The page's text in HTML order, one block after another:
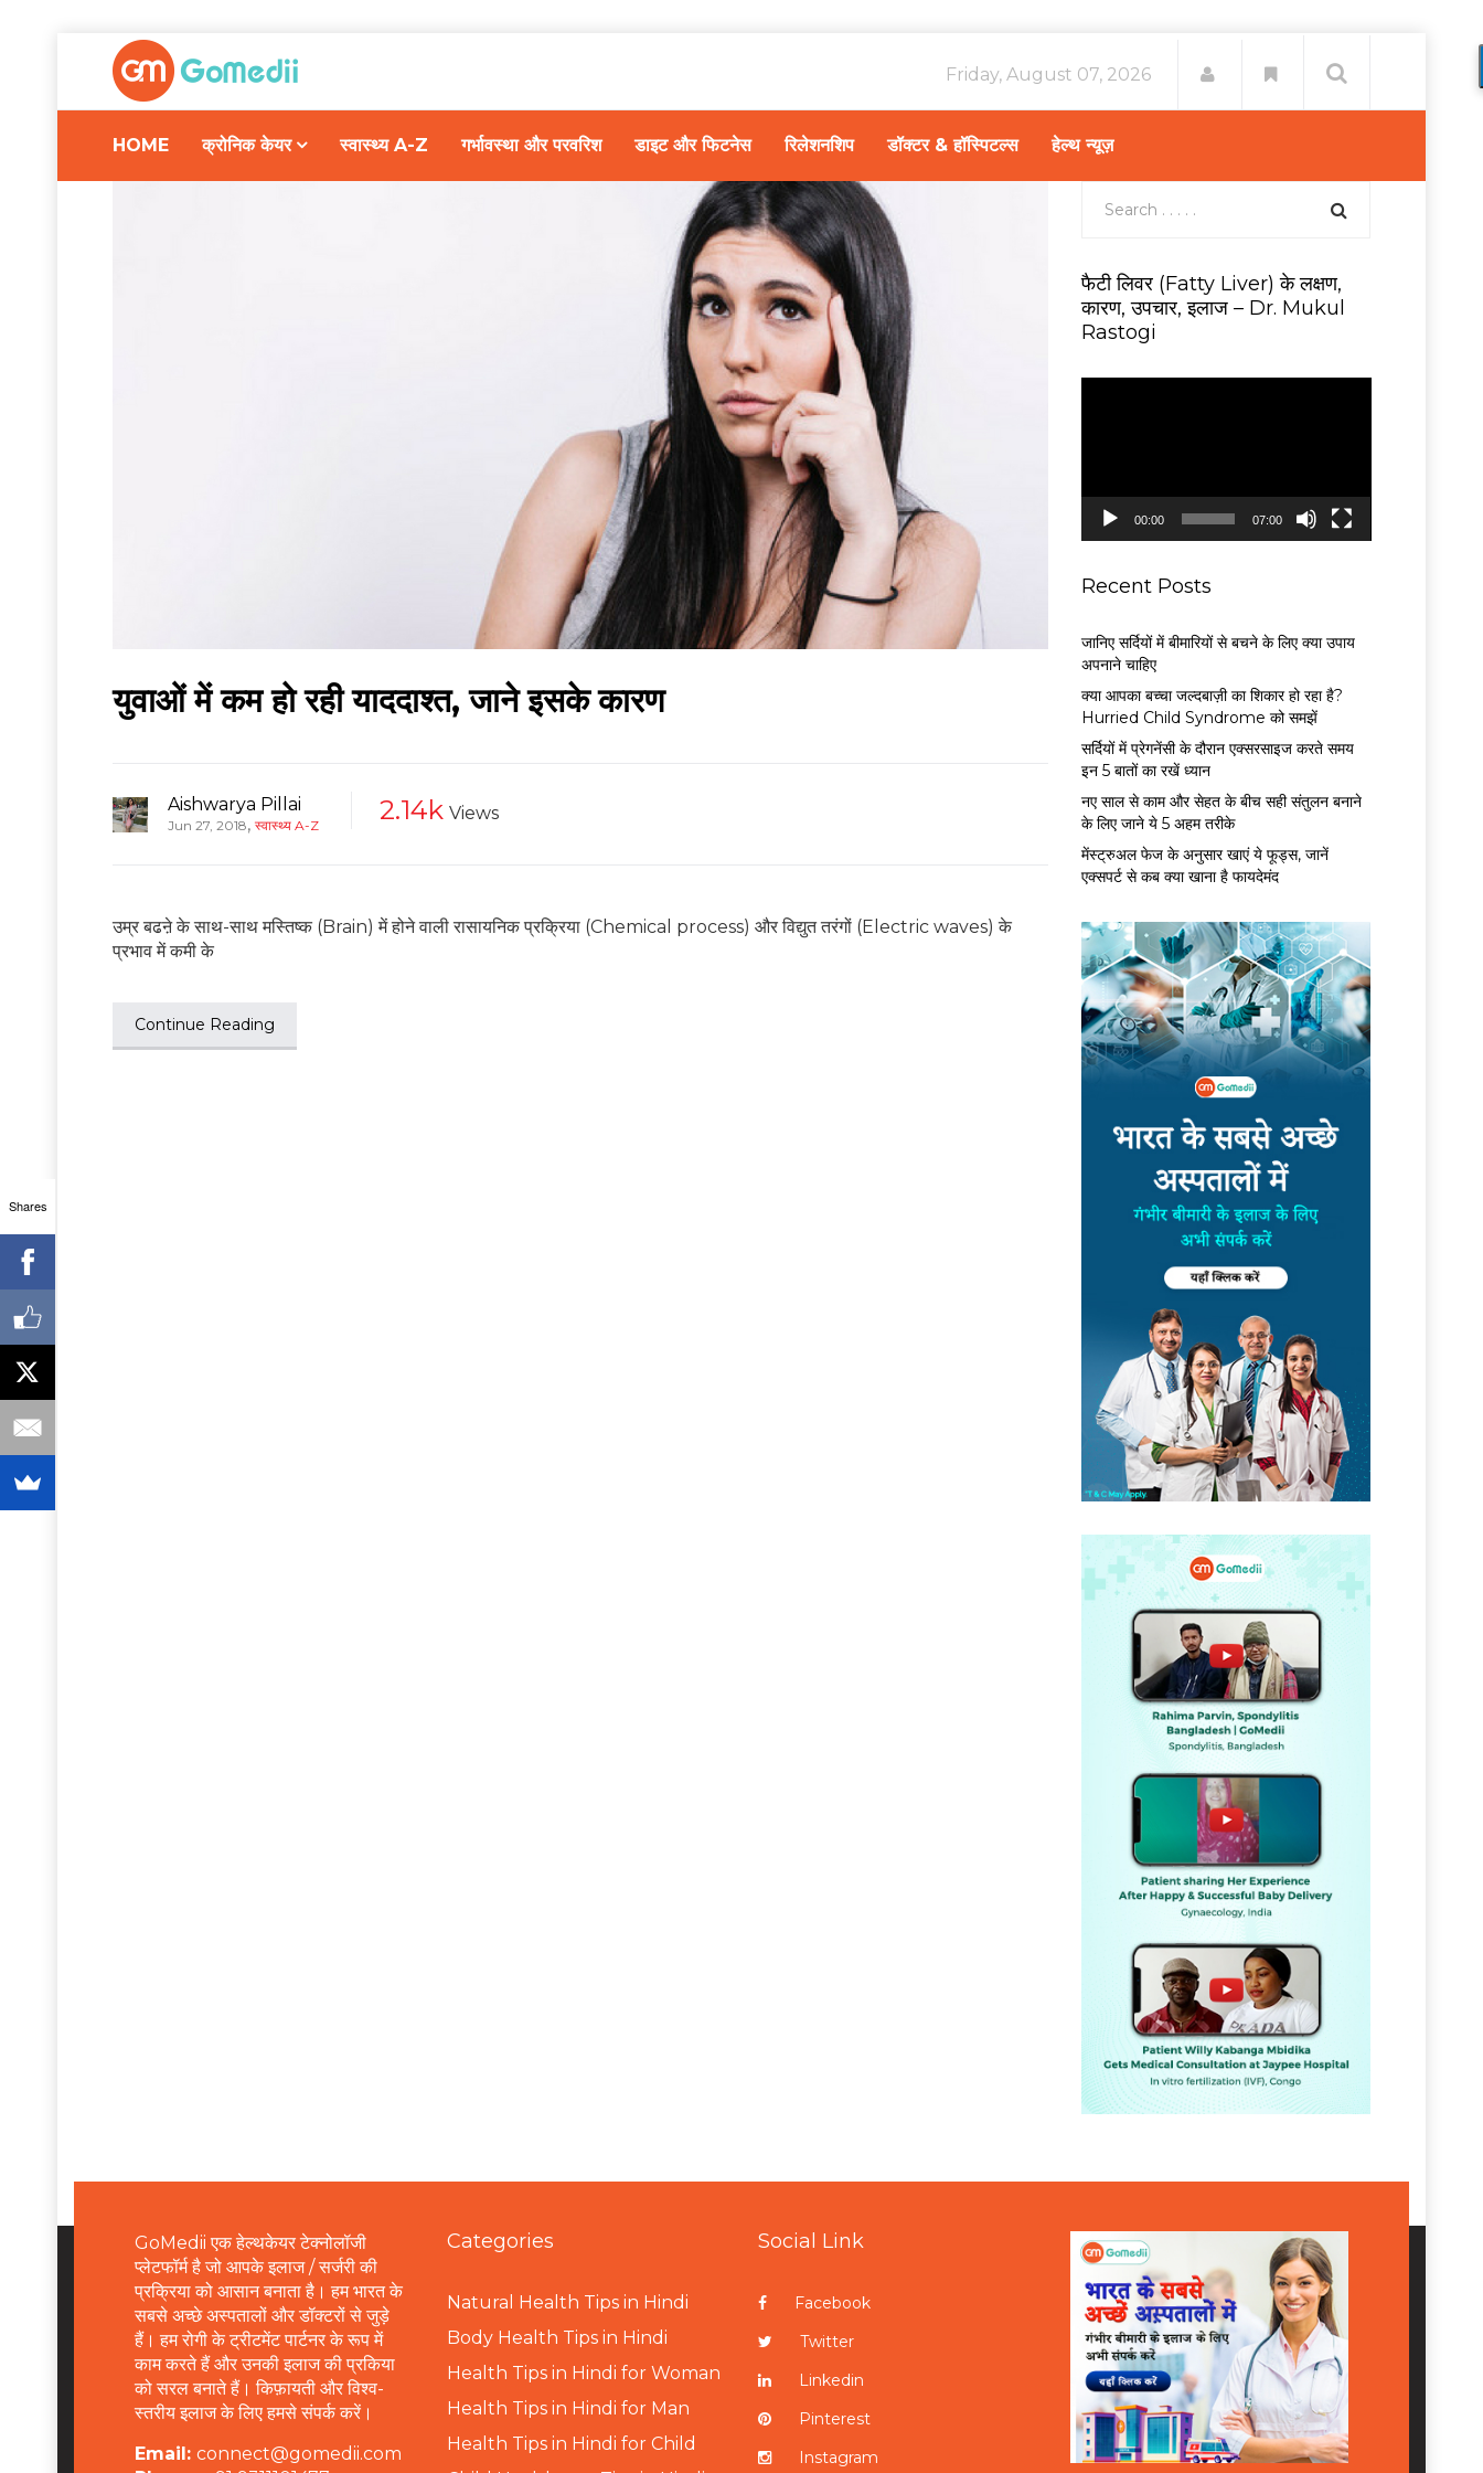
Friday, August 07, 2026
HOME क्रोनिक केयर स्वास्थ्य A-Z गर्भावस्था और परवरिश डाइट और फिटनेस रिलेशनशिप डॉक्टर & हॉस्पिटल्स हेल्थ न्यूज़
युवाओं में कम हो रही याददाश्त, जाने इसके कारण
Aishwarya Pillai
Jun 27, 2018, स्वास्थ्य A-Z 2.14k Views
उम्र बढऩे के साथ-साथ मस्तिष्क (Brain) में होने वाली रासायनिक प्रक्रिया (Chemical process) और विद्युत तरंगों (Electric waves) के
प्रभाव में कमी के
Continue Reading
फैटी लिवर (Fatty Liver) के लक्षण,
कारण, उपचार, इलाज – Dr. Mukul
Rastogi
y
00:00 07:00
Recent Posts
जानिए सर्दियों में बीमारियों से बचने के लिए क्या उपाय
अपनाने चाहिए
क्या आपका बच्चा जल्दबाज़ी का शिकार हो रहा है?
Hurried Child Syndrome को समझें
सर्द‍ियों में प्रेगनेंसी के दौरान एक्सरसाइज करते समय
इन 5 बातों का रखें ध्यान
नए साल से काम और सेहत के बीच सही संतुलन बनाने
के लिए जाने ये 5 अहम तरीके
मेंस्ट्रुअल फेज के अनुसार खाएं ये फूड्स, जानें
एक्सपर्ट से कब क्या खाना है फायदेमंद
GoMedii एक हेल्थकेयर टेक्नोलॉजी
प्लेटफॉर्म है जो आपके इलाज / सर्जरी की
प्रक्रिया को आसान बनाता है। हम भारत के
सबसे अच्छे अस्पतालों और डॉक्टरों से जुड़े
हैं। हम रोगी के ट्रीटमेंट पार्टनर के रूप में
काम करते हैं और उनकी इलाज की प्रकिया
को सरल बनाते हैं। किफ़ायती और विश्व-
स्तरीय इलाज के लिए हमसे संपर्क करें।
Email: connect@gomedii.com
Categories
Natural Health Tips in Hindi
Body Health Tips in Hindi
Health Tips in Hindi for Woman
Health Tips in Hindi for Man
Health Tips in Hindi for Child
Social Link
Facebook
Twitter
Linkedin
Pinterest
Instagram
Shares